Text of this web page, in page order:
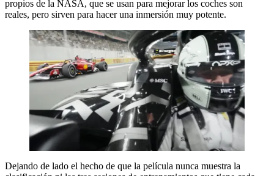
propios de la NASA, que se usan para mejorar los coches son
reales, pero sirven para hacer una inmersión muy potente.
Dejando de lado el hecho de que la película nunca muestra la